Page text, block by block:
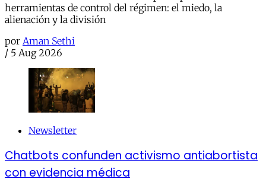
herramientas de control del régimen: el miedo, la
alienación y la división
por Aman Sethi
/ 5 Aug 2026
Newsletter
Chatbots confunden activismo antiabortista
con evidencia médica